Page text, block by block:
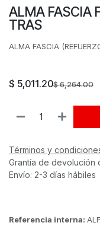
ALMA FASCIA
TRAS
ALMA FASCIA
$ 5,011.20$6,264.00
Términos y
Grantía de devolución
Envío: 2-3 días hábiles
Referencia interna: